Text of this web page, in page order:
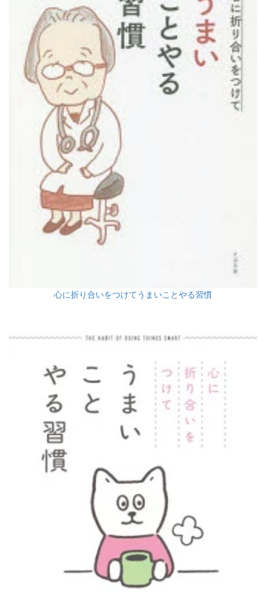
心に折り合いをつけてうまいことやる習慣